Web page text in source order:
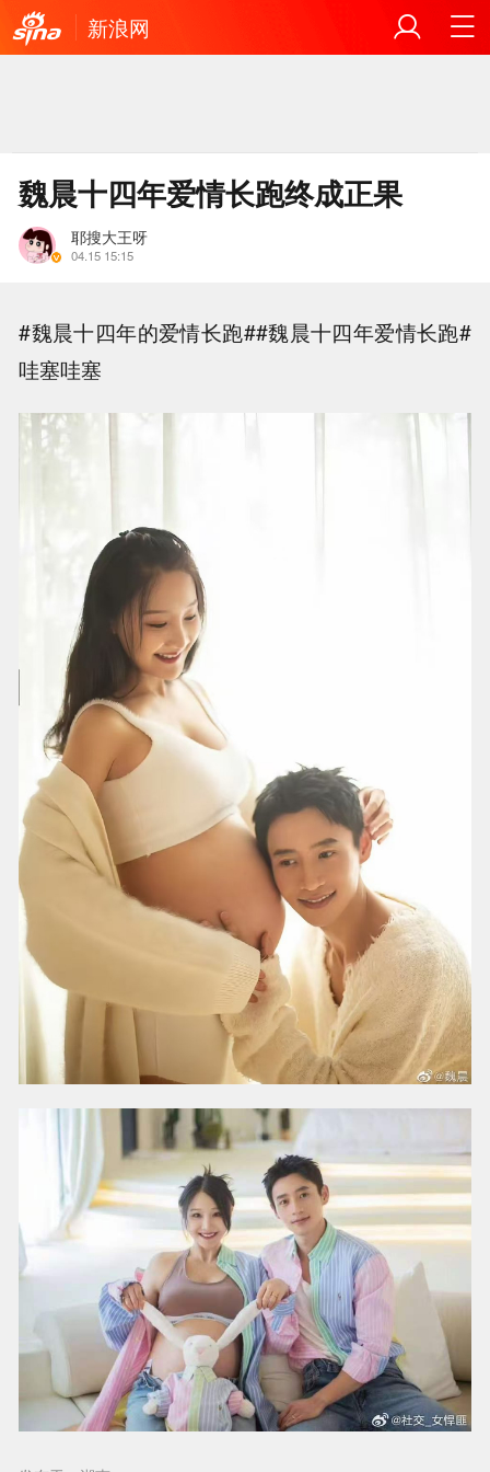
新浪网
魏晨十四年爱情长跑终成正果
耶搜大王呀
04.15 15:15
#魏晨十四年的爱情长跑##魏晨十四年爱情长跑#
哇塞哇塞